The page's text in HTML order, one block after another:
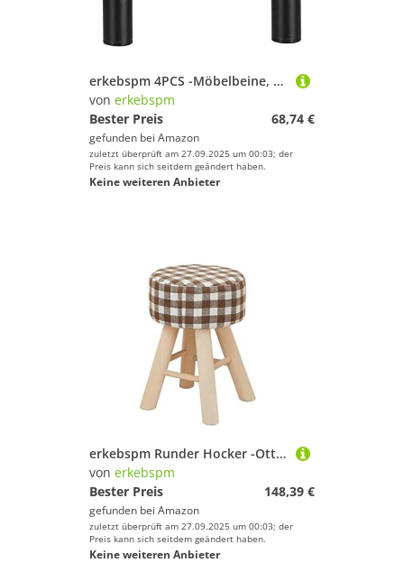
erkebspm 4PCS -Möbelbeine, verstellbare Sofa -Beine, Badschrankbeine, Couchtisch Füße, Bettbeine, runde Couch stützende Füße, Metallmöbel Steigernde, Aluminiumlegierung, mit Schrauben (15)
von erkebspm
Bester Preis
68,74 €
gefunden bei Amazon
zuletzt überprüft am 27.09.2025 um 00:03; der
Preis kann sich seitdem geändert haben.
Keine weiteren Anbieter
erkebspm Runder Hocker -Ottoman -Hocker mit massivem Holzhocker, Haushaltsschuhschuhhocker für Wohnzimmer (Farbe: Plaid, Größe: 11.02x11.02x15.35 '')
von erkebspm
Bester Preis
148,39 €
gefunden bei Amazon
zuletzt überprüft am 27.09.2025 um 00:03; der
Preis kann sich seitdem geändert haben.
Keine weiteren Anbieter